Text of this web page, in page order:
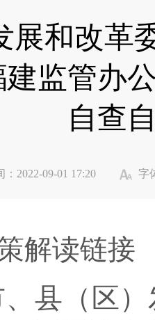
展和改革
监管办
自查
：2022-09-01 17:20 字
解读链接
（区）